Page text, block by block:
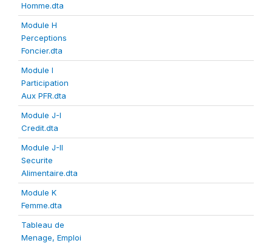
Homme.dta
Module H
Perceptions
Foncier.dta
Module I
Participation
Aux PFR.dta
Module J-I
Credit.dta
Module J-II
Securite
Alimentaire.dta
Module K
Femme.dta
Tableau de
Menage, Emploi